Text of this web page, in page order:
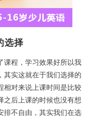
择
程，学习效果好所以我
其实这就在于我们选择的
相对来说上课时间是比较
之后上课的时候也没有想
排不自由，其实我们在选